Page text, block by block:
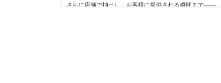
さらに店舗で抽出し、お客様に提供される瞬間まで――